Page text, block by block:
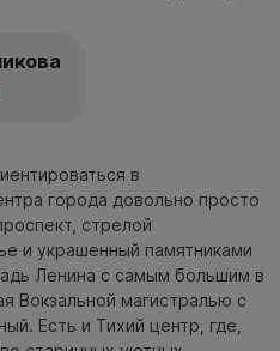
в
города довольно просто
стрелой
и украшенный памятниками
Ленина с самым большим в
Вокзальной магистралью с
Есть и Тихий центр, где,